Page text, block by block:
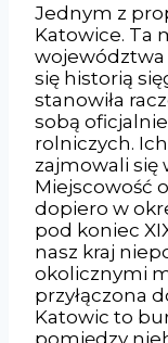
Jednym z
Katowice. Ta
województwa
się historią
stanowiła
sobą
rolniczych.
zajmowali się
Miejscowość
dopiero w
pod koniec
nasz kraj
okolicznymi
przyłączona
Katowic to
pomiędzy